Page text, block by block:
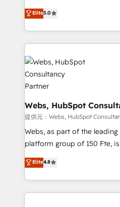
Execution • 750+
implementations • Deep
BBD Boom is the HubSpot
to HubSpot Better. We work
solve all your HubSpot
adoption, sales process
Services 📚 Onboarding your team to HubSpot for
the first time 🔧 Designing
HubSpot set-up for better
and build using HubSpot 🔌
with other systems 🎓
HubSpot pros 📊 Lead
HubSpot Why us? - SIX HubSpot Accreditations -
awarded by HubSpot after
Migration, Custom
Enablement -Onboarded
Elite5.0
Webs, HubSpot
提供元：Webs, HubSpot
Webs, as part of the
platform group of 150 Fte, is the trusted Elite
HubSpot CRM Partner
maximizing EBITDA and
Excellence. With our
strengthen your digital
Elite4.8